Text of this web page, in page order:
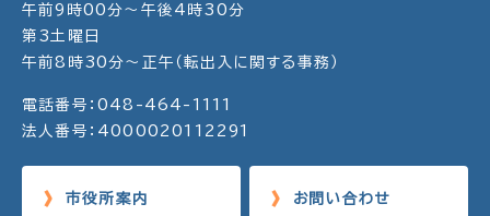
午前9時00分～午後4時30分
第3土曜日
午前8時30分～正午（転出入に関する事務）
電話番号：048-464-1111
法人番号：4000020112291
市役所案内 お問い合わせ